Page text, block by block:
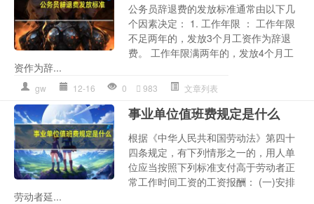
公务员辞退费的发放标准通常由以下几
个因素决定： 1. 工作年限 ： 工作年限
不足两年的，发放3个月工资作为辞退
费。 工作年限满两年的，发放4个月工
资作为辞...
gw 12-16 0 983 文章列表
事业单位值班费规定是什么
根据《中华人民共和国劳动法》第四十
四条规定，有下列情形之一的，用人单
位应当按照下列标准支付高于劳动者正
常工作时间工资的工资报酬： (一)安排
劳动者延...